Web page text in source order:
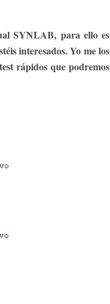
SYNLAB, para ello es
interesados. Yo me los
rápidos que podremos